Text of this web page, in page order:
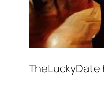
TheLuckyDate